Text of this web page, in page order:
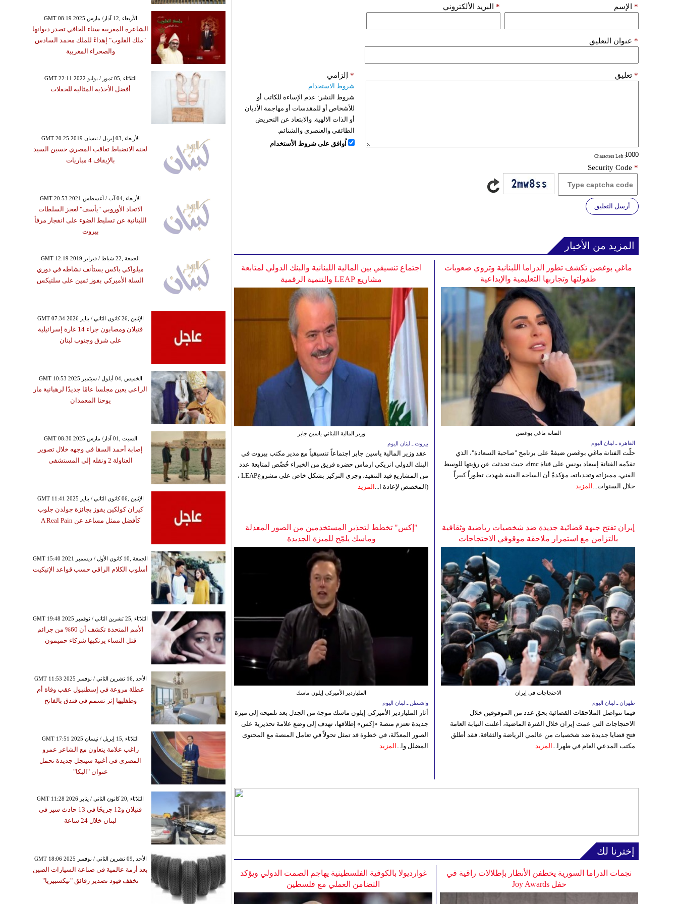
الإسم * البريد الألكتروني *
عنوان التعليق *
تعليق *
: Characters Left
إلزامي *
شروط الاستخدام
شروط النشر: عدم الإساءة للكاتب أو
للأشخاص أو للمقدسات أو مهاجمة الأديان
أو الذات الالهية. والابتعاد عن التحريض
الطائفي والعنصري والشتائم.
اُوافق على شروط الأستخدام
Security Code *
أرسل التعليق
المزيد من الأخبار
اجتماع تنسيقي بين المالية اللبنانية والبنك الدولي لمتابعة
مشاريع LEAP والتنمية الرقمية
وزير المالية اللبناني ياسين جابر
بيروت ـ لبنان اليوم
عقد وزير المالية ياسين جابر اجتماعاً تنسيقياً مع مدير مكتب بيروت في
البنك الدولي انريكي ارماس حضره فريق من الخبراء خُصِّص لمتابعة عدد
من المشاريع قيد التنفيذ، وجرى التركيز بشكل خاص على مشروعLEAP ،
(المخصص لإعادة ا... المزيد
ماغي بوغصن تكشف تطور الدراما اللبنانية وتروي صعوبات
طفولتها وتجاربها التعليمية والإبداعية
الفنانة ماغي بوغصن
القاهرة ـ لبنان اليوم
حلّت الفنانة ماغي بوغصن ضيفةً على برنامج "صاحبة السعادة"، الذي
تقدّمه الفنانة إسعاد يونس على قناة dmc، حيث تحدثت عن رؤيتها للوسط
الفني، مميزاته وتحدياته، مؤكدةً أن الساحة الفنية شهدت تطوراً كبيراً
خلال السنوات... المزيد
"إكس" تخطط لتحذير المستخدمين من الصور المعدلة
وماسك يلمّح للميزة الجديدة
الملياردير الأميركي إيلون ماسك
واشنطن ـ لبنان اليوم
أثار الملياردير الأميركي إيلون ماسك موجة من الجدل بعد تلميحه إلى ميزة
جديدة تعتزم منصة «إكس» إطلاقها، تهدف إلى وضع علامة تحذيرية على
الصور المعدّلة، في خطوة قد تمثل تحولاً في تعامل المنصة مع المحتوى
المضلل وا... المزيد
إيران تفتح جبهة قضائية جديدة ضد شخصيات رياضية وثقافية
بالتزامن مع استمرار ملاحقة موقوفي الاحتجاجات
الاحتجاجات في إيران
طهران ـ لبنان اليوم
فيما تتواصل الملاحقات القضائية بحق عدد من الموقوفين خلال
الاحتجاجات التي عمت إيران خلال الفترة الماضية، أعلنت النيابة العامة
فتح قضايا جديدة ضد شخصيات من عالمي الرياضة والثقافة. فقد أطلق
مكتب المدعي العام في طهرا... المزيد
إخترنا لك
غوارديولا بالكوفية الفلسطينية يهاجم الصمت الدولي ويؤكد
التضامن العملي مع فلسطين
نجمات الدراما السورية يخطفن الأنظار بإطلالات راقية في
حفل Joy Awards
GMT 08:19 2025 الأربعاء ,12 آذار/ مارس
الشاعرة المغربية سناء الحافي تصدر ديوانها
"ملك القلوب" إهداءً للملك محمد السادس
والصحراء المغربية
GMT 22:11 2022 الثلاثاء ,05 تموز / يوليو
أفضل الأحذية المثالية للحفلات
GMT 20:25 2019 الأربعاء ,03 إبريل / نيسان
لجنة الانضباط تعاقب المصري حسين السيد
بالإيقاف 4 مباريات
GMT 20:53 2021 الأربعاء ,04 آب / أغسطس
الاتحاد الأوروبي "يأسف" لعجز السلطات
اللبنانية عن تسليط الضوء على انفجار مرفأ
بيروت
GMT 12:19 2019 الجمعة ,22 شباط / فبراير
ميلواكي باكس يستأنف نشاطه في دوري
السلة الأميركي بفوز ثمين على سلتيكس
GMT 07:34 2026 الإثنين ,26 كانون الثاني / يناير
قتيلان ومصابون جراء 14 غارة إسرائيلية
على شرق وجنوب لبنان
GMT 10:53 2025 الخميس ,04 أيلول / سبتمبر
الراعي يعين مجلسا عامًا جديدًا لرهبانية مار
يوحنا المعمدان
GMT 08:30 2025 السبت ,01 آذار/ مارس
إصابة أحمد السقا في وجهه خلال تصوير
العتاولة 2 ونقله إلى المستشفى
GMT 11:41 2025 الإثنين ,06 كانون الثاني / يناير
كيران كولكين يفوز بجائزة جولدن جلوب
كأفضل ممثل مساعد عن A Real Pain
GMT 15:40 2021 الجمعة ,10 كانون الأول / ديسمبر
أسلوب الكلام الراقي حسب قواعد الإتيكيت
GMT 19:48 2025 الثلاثاء ,25 تشرين الثاني / نوفمبر
الأمم المتحدة تكشف أن 60% من جرائم
قتل النساء يرتكبها شركاء حميمون
GMT 11:53 2025 الأحد ,16 تشرين الثاني / نوفمبر
عطلة مروعة في إسطنبول عقب وفاة أم
وطفليها إثر تسمم في فندق بالفاتح
GMT 17:51 2025 الثلاثاء ,15 إبريل / نيسان
راغب علامة يتعاون مع الشاعر عمرو
المصري في أغنية سينجل جديدة تحمل
عنوان "البكا"
GMT 11:28 2026 الثلاثاء ,20 كانون الثاني / يناير
قتيلان و12 جريحًا في 13 حادث سير في
لبنان خلال 24 ساعة
GMT 18:06 2025 الأحد ,09 تشرين الثاني / نوفمبر
بعد أزمة عالمية في صناعة السيارات الصين
تخفف قيود تصدير رقائق "نيكسبيريا"